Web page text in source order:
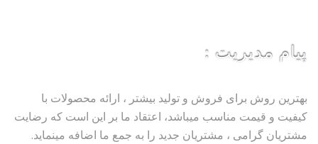
پیام مدیریت :
بهترین روش برای فروش و تولید بیشتر ، ارائه محصولات با
کیفیت و قیمت مناسب میباشد، اعتقاد ما بر این است که رضایت
مشتریان گرامی ، مشتریان جدید را به جمع ما اضافه مینماید.